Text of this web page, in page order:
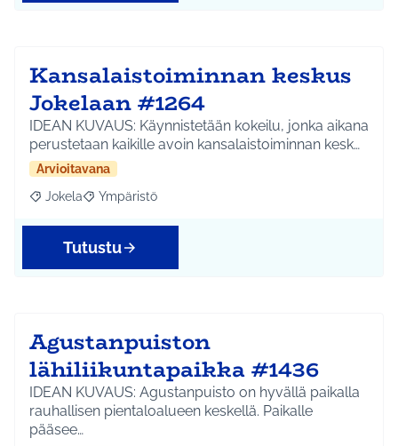
Kansalaistoiminnan keskus
Jokelaan #1264
IDEAN KUVAUS: Käynnistetään kokeilu, jonka aikana
perustetaan kaikille avoin kansalaistoiminnan kesk…
Arvioitavana
Rajaa tulokset aihepiirin mukaan: Jokela
Jokela Rajaa tulokset teeman mukaan: Ympäristö
Ympäristö
Tutustu
Agustanpuiston
lähiliikuntapaikka #1436
IDEAN KUVAUS: Agustanpuisto on hyvällä paikalla
rauhallisen pientaloalueen keskellä. Paikalle
pääsee…